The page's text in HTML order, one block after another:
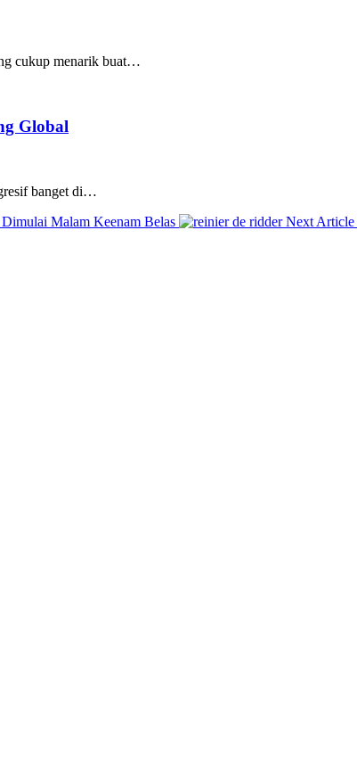
cukup menarik buat…
Global
banget di…
Malam Keenam Belas Next Article